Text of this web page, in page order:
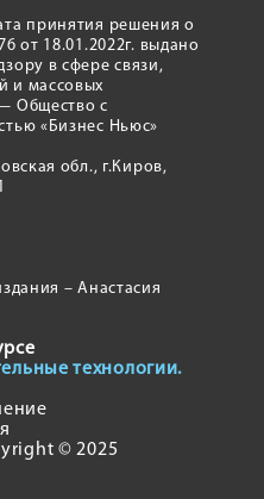
принятия решения о
от 18.01.2022г. выдано
в сфере связи,
и массовых
Общество с
«Бизнес Ньюс»
обл., г.Киров,
– Анастасия
технологии.
© 2025